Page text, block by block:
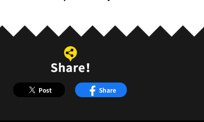
Post Share